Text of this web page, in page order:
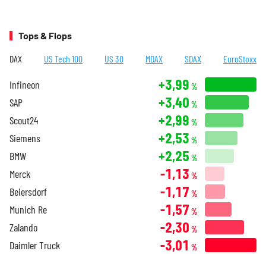
Tops & Flops
DAX US Tech 100 US 30 MDAX SDAX EuroStoxx
Infineon +3,99 %
SAP +3,40 %
Scout24 +2,99 %
Siemens +2,53 %
BMW +2,25 %
Merck -1,13 %
Beiersdorf -1,17 %
Munich Re -1,57 %
Zalando -2,30 %
Daimler Truck -3,01 %